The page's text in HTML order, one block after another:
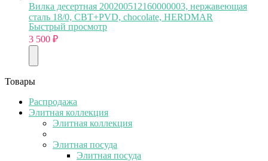
Вилка десертная 200200512160000003, нержавеющая
сталь 18/0, CBT+PVD, chocolate, HERDMAR
Быстрый просмотр
3 500 ₽
Товары
Распродажа
Элитная коллекция
Элитная коллекция
Элитная посуда
Элитная посуда